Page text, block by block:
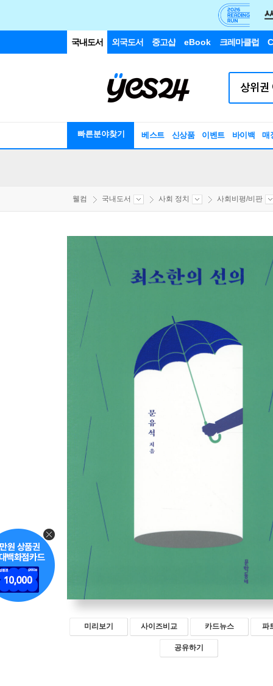
국내도서 외국도서 중고샵 eBook 크레마클럽
빠른분야찾기 베스트 신상품 이벤트 바이백 매
웰컴 국내도서 사회 정치 사회비평/비판
미리보기 사이즈비교 카드뉴스 파
공유하기